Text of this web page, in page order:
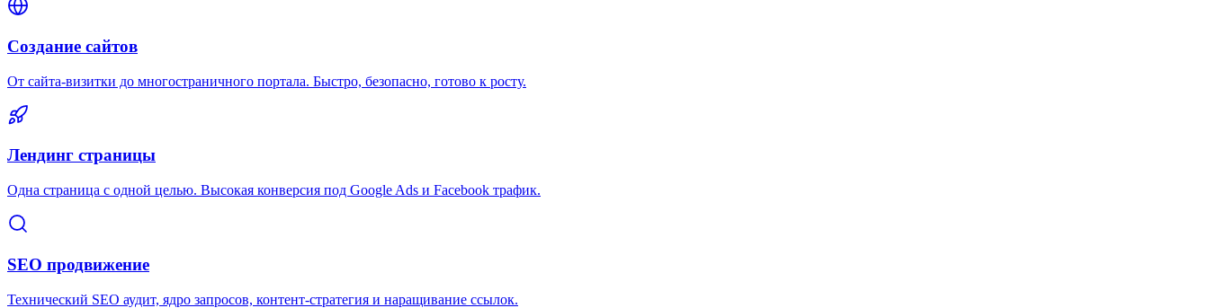
Создание сайтов
От сайта-визитки до многостраничного портала. Быстро, безопасно, готово к росту.
Лендинг страницы
Одна страница с одной целью. Высокая конверсия под Google Ads и Facebook трафик.
SEO продвижение
Технический SEO аудит, ядро запросов, контент-стратегия и наращивание ссылок.